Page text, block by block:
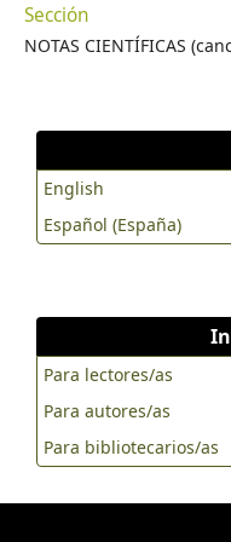
Sección
NOTAS CIENTÍFICAS
English
Español (España)
Para lectores/as
Para autores/as
Para bibliotecarios/as